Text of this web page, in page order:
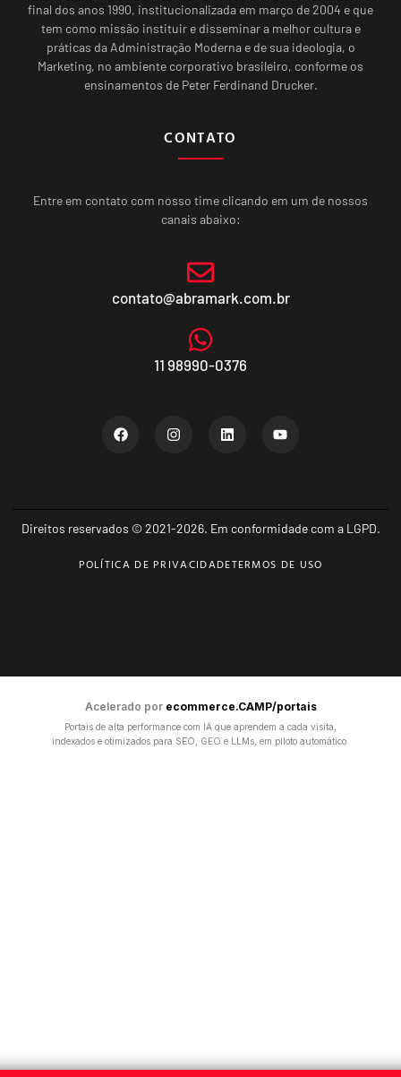
final dos anos 1990, institucionalizada em março de 2004 e que
tem como missão instituir e disseminar a melhor cultura e
práticas da Administração Moderna e de sua ideologia, o
Marketing, no ambiente corporativo brasileiro, conforme os
ensinamentos de Peter Ferdinand Drucker.
CONTATO
Entre em contato com nosso time clicando em um de nossos
canais abaixo:
contato@abramark.com.br
11 98990-0376
Direitos reservados © 2021-2026. Em conformidade com a LGPD.
POLÍTICA DE PRIVACIDADETERMOS DE USO
Acelerado por ecommerce.CAMP/portais
Portais de alta performance com IA que aprendem a cada visita,
indexados e otimizados para SEO, GEO e LLMs, em piloto automático.